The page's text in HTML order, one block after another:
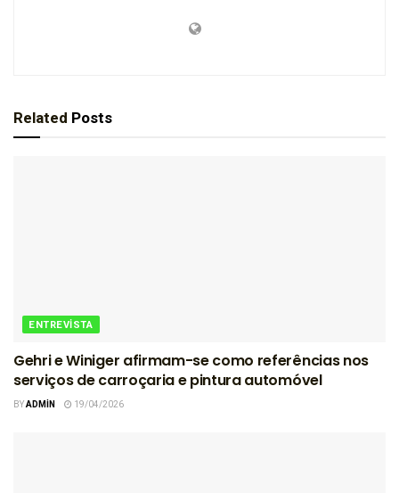
Related Posts
ENTREVISTA
Gehri e Winiger afirmam-se como referências nos
serviços de carroçaria e pintura automóvel
BYADMIN 19/04/2026